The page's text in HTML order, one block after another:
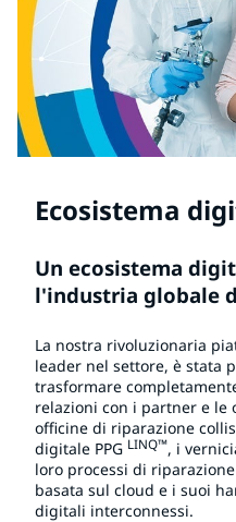
Ecosistema
Un ecosistema
l'industria globale
La nostra rivoluzionaria
leader nel settore, è stata
trasformare
relazioni con i partner e le
officine di riparazione
digitale PPG LINQ™, i
loro processi di
basata sul cloud e i suoi
digitali interconnessi.